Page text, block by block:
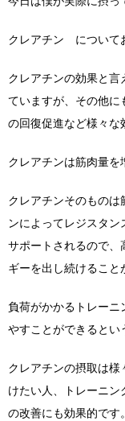
クレアチン について
クレアチンの効果と
ていますが、その他に
の回復促進など様々な
クレアチンは筋肉量を
クレアチンそのものは
ンによってレジスタ
サポートされるので、
ギーを出し続けること
負荷がかかるトレー
やすことができるとい
クレアチンの摂取は様
けたい人、トレーニ
の改善にも効果的です。